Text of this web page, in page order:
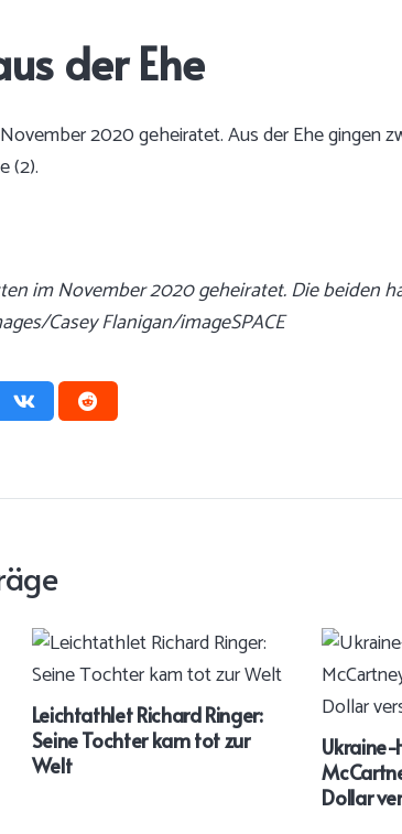
der Ehe
2020 geheiratet. Aus der Ehe gingen
(2).
im November 2020 geheiratet. Die beiden
Casey Flanigan/imageSPACE
Leichtathlet Richard Ringer:
Seine Tochter kam tot zur
Welt
Ukraine-
Dollar